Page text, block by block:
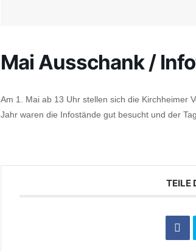
Mai Ausschank /
Am 1. Mai ab 13 Uhr stellen sich die Kirchheimer
Jahr waren die Infostände gut besucht und der
TEILE